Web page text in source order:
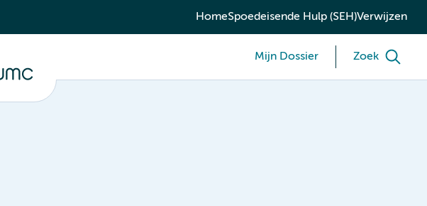
HomeSpoedeisende Hulp (SEH)Verwijzen
Mijn Dossier Zoek